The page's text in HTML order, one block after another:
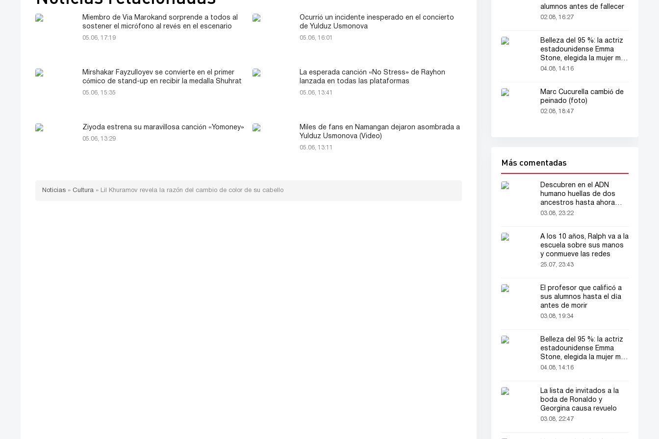
Miembro de Via Marokand sorprende a todos al
sostener el micrófono al revés en el escenario
05.06, 17:19
Ocurrió un incidente inesperado en el concierto
de Yulduz Usmonova
05.06, 16:01
Mirshakar Fayzulloyev se convierte en el primer
cómico de stand-up en recibir la medalla Shuhrat
05.06, 15:35
La esperada canción «No Stress» de Rayhon
lanzada en todas las plataformas
05.06, 13:41
Ziyoda estrena su maravillosa canción «Yomoney»
05.06, 13:29
Miles de fans en Namangan dejaron asombrada a
Yulduz Usmonova (Video)
05.06, 13:11
Noticias » Cultura » Lil Khuramov revela la razón del cambio de color de su cabello
alumnos antes de fallecer
02.08, 16:27
Belleza del 95 %: la actriz
estadounidense Emma
Stone, elegida la mujer más
bella del mundo
04.08, 14:16
Marc Cucurella cambió de
peinado (foto)
02.08, 18:47
Más comentadas
Descubren en el ADN
humano huellas de dos
ancestros hasta ahora
desconocidos
03.08, 23:22
A los 10 años, Ralph va a la
escuela sobre sus manos
y conmueve las redes
25.07, 23:43
El profesor que calificó a
sus alumnos hasta el día
antes de morir
03.08, 19:34
Belleza del 95 %: la actriz
estadounidense Emma
Stone, elegida la mujer más
bella del mundo
04.08, 14:16
La lista de invitados a la
boda de Ronaldo y
Georgina causa revuelo
03.08, 22:47